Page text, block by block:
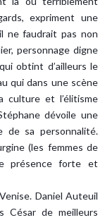
expriment une
ne faudrait pas non
personnage digne
obtint d’ailleurs le
qui dans une scène
culture et l’élitisme
dévoile une
de sa personnalité.
(les femmes de
présence forte et
Daniel Auteuil
César de meilleurs